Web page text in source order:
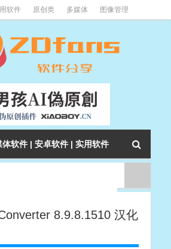
软件 原创类 多媒体 图像管理
体软件 | 安卓软件 | 实用软件
8.9.8.1510 汉化